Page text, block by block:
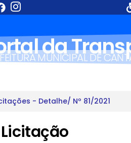
da
MUNICIPAL DE
- Detalhe/ Nº 81/2021